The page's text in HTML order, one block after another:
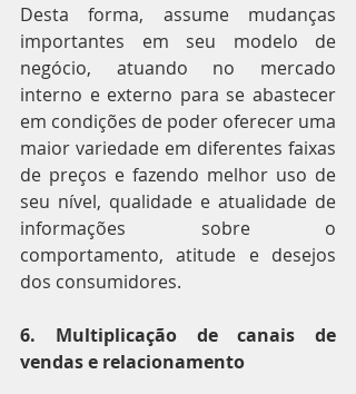
Desta forma, assume mudanças
importantes em seu modelo de
negócio, atuando no mercado
interno e externo para se abastecer
em condições de poder oferecer uma
maior variedade em diferentes faixas
de preços e fazendo melhor uso de
seu nível, qualidade e atualidade de
informações sobre o
comportamento, atitude e desejos
dos consumidores.
6. Multiplicação de canais de
vendas e relacionamento